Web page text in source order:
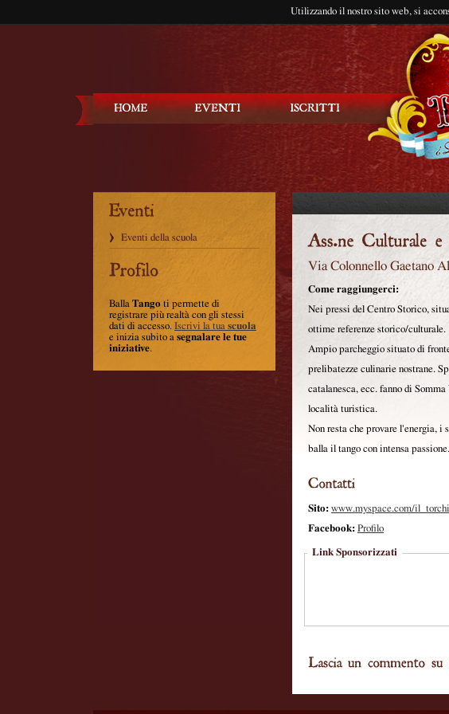
Utilizzando il nostro sito web, si
Eventi della scuola
Balla Tango ti permette di
registrare più realtà con gli stessi
dati di accesso. Iscrivi la tua scuola
e inizia subito a segnalare le tue
iniziative.
Via Colonnello Gaetano
Come raggiungerci:
Nei pressi del Centro Storico,
ottime referenze storico/culturale.
Ampio parcheggio situato di
prelibatezze culinarie nostrane.
catalanesca, ecc. fanno di
località turistica.
Non resta che provare l'energia, i
balla il tango con intensa passione.
Sito: www.myspace.com/
Facebook: Profilo
Link Sponsorizzati